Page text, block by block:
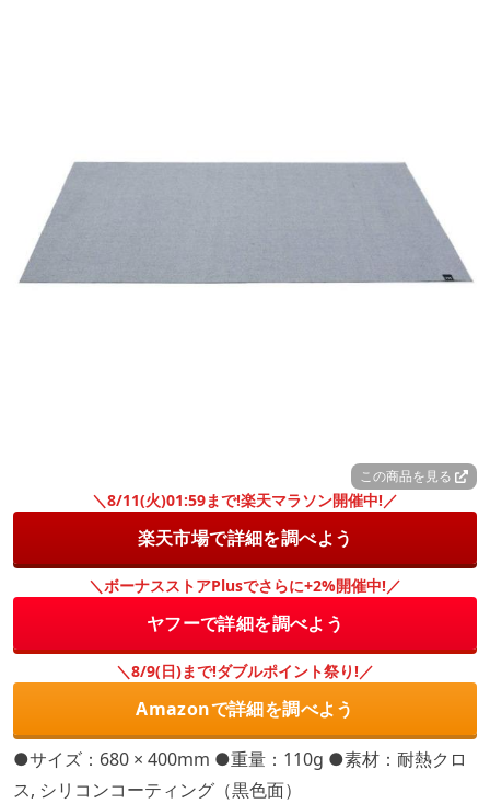
この商品を見る
＼8/11(火)01:59まで!楽天マラソン開催中!／
楽天市場で詳細を調べよう
＼ボーナスストアPlusでさらに+2%開催中!／
ヤフーで詳細を調べよう
＼8/9(日)まで!ダブルポイント祭り!／
Amazonで詳細を調べよう
●サイズ：680 × 400mm ●重量：110g ●素材：耐熱クロ
ス, シリコンコーティング（黒色面）